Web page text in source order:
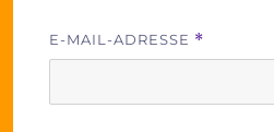
E-MAIL-ADRESSE *